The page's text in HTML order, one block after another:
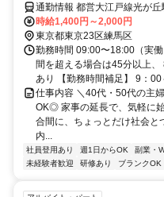
期相談可
通勤情報 都営大江戸線光が
時給1,400円～2,000円
東京都東京23区練馬区
勤務時間 09:00〜18:00（実
間を超える場合は45分以上
あり 【勤務時間補足】 9：
仕事内容 ＼40代・50代の主
OK◎ 家事の延長で、気軽に
合間に、ちょっとだけ社会と
内...
社員登用あり 週1日からOK 副業・
未経験者歓迎
研修あり ブランクOK